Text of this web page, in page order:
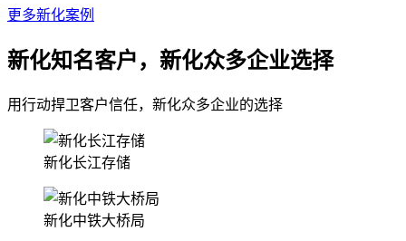
更多新化案例
新化知名客户，新化众多企业选择
用行动捍卫客户信任，新化众多企业的选择
新化长江存储
新化中铁大桥局